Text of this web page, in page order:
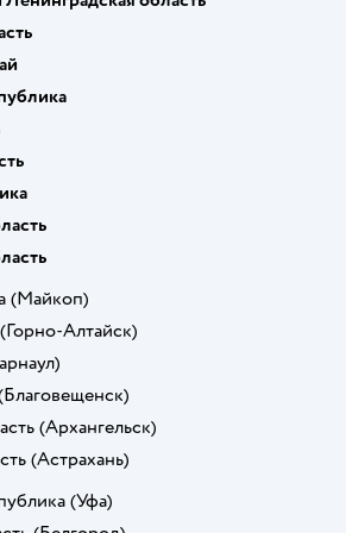
(Майкоп)
(Горно-Алтайск)
(Архангельск)
(Астрахань)
(Уфа)